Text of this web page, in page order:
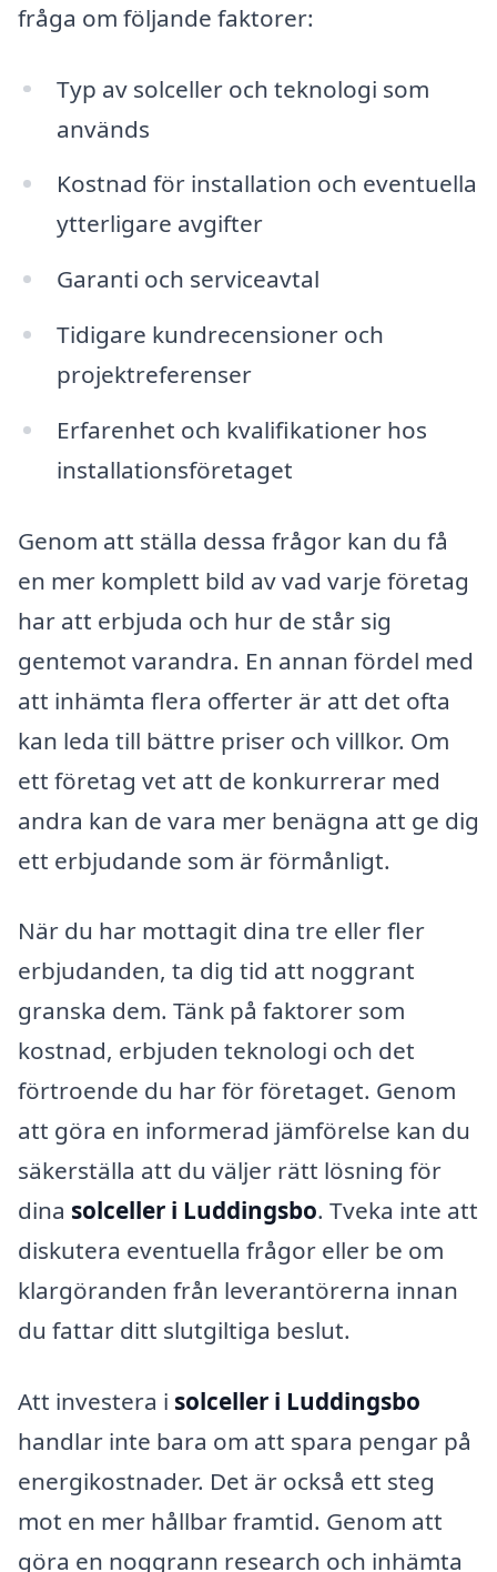
fråga om följande faktorer:
Typ av solceller och teknologi som
används
Kostnad för installation och eventuella
ytterligare avgifter
Garanti och serviceavtal
Tidigare kundrecensioner och
projektreferenser
Erfarenhet och kvalifikationer hos
installationsföretaget
Genom att ställa dessa frågor kan du få
en mer komplett bild av vad varje företag
har att erbjuda och hur de står sig
gentemot varandra. En annan fördel med
att inhämta flera offerter är att det ofta
kan leda till bättre priser och villkor. Om
ett företag vet att de konkurrerar med
andra kan de vara mer benägna att ge dig
ett erbjudande som är förmånligt.
När du har mottagit dina tre eller fler
erbjudanden, ta dig tid att noggrant
granska dem. Tänk på faktorer som
kostnad, erbjuden teknologi och det
förtroende du har för företaget. Genom
att göra en informerad jämförelse kan du
säkerställa att du väljer rätt lösning för
dina solceller i Luddingsbo. Tveka inte att
diskutera eventuella frågor eller be om
klargöranden från leverantörerna innan
du fattar ditt slutgiltiga beslut.
Att investera i solceller i Luddingsbo
handlar inte bara om att spara pengar på
energikostnader. Det är också ett steg
mot en mer hållbar framtid. Genom att
göra en noggrann research och inhämta